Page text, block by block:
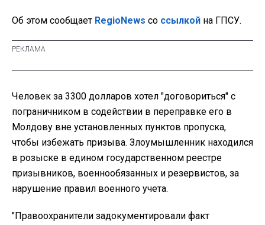
Об этом сообщает RegioNews со ссылкой на ГПСУ.
Человек за 3300 долларов хотел "договориться" с
пограничником в содействии в переправке его в
Молдову вне установленных пунктов пропуска,
чтобы избежать призыва. Злоумышленник находился
в розыске в едином государственном реестре
призывников, военнообязанных и резервистов, за
нарушение правил военного учета.
"Правоохранители задокументировали факт